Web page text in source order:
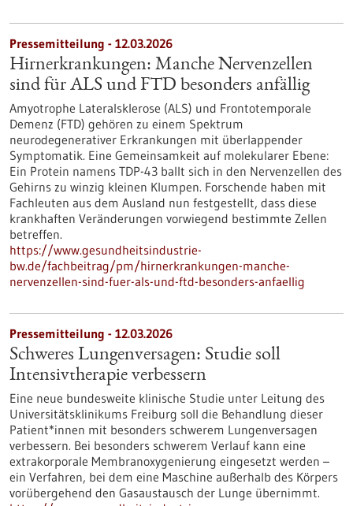
Pressemitteilung - 12.03.2026
Hirnerkrankungen: Manche Nervenzellen
sind für ALS und FTD besonders anfällig
Amyotrophe Lateralsklerose (ALS) und Frontotemporale
Demenz (FTD) gehören zu einem Spektrum
neurodegenerativer Erkrankungen mit überlappender
Symptomatik. Eine Gemeinsamkeit auf molekularer Ebene:
Ein Protein namens TDP-43 ballt sich in den Nervenzellen des
Gehirns zu winzig kleinen Klumpen. Forschende haben mit
Fachleuten aus dem Ausland nun festgestellt, dass diese
krankhaften Veränderungen vorwiegend bestimmte Zellen
betreffen.
https://www.gesundheitsindustrie-
bw.de/fachbeitrag/pm/hirnerkrankungen-manche-
nervenzellen-sind-fuer-als-und-ftd-besonders-anfaellig
Pressemitteilung - 12.03.2026
Schweres Lungenversagen: Studie soll
Intensivtherapie verbessern
Eine neue bundesweite klinische Studie unter Leitung des
Universitätsklinikums Freiburg soll die Behandlung dieser
Patient*innen mit besonders schwerem Lungenversagen
verbessern. Bei besonders schwerem Verlauf kann eine
extrakorporale Membranoxygenierung eingesetzt werden –
ein Verfahren, bei dem eine Maschine außerhalb des Körpers
vorübergehend den Gasaustausch der Lunge übernimmt.